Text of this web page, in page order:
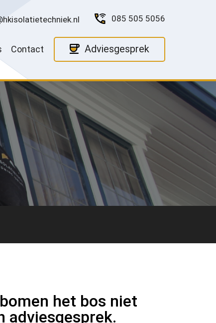
085 505 5056
Contact Adviesgesprek
het bos niet
adviesgesprek.